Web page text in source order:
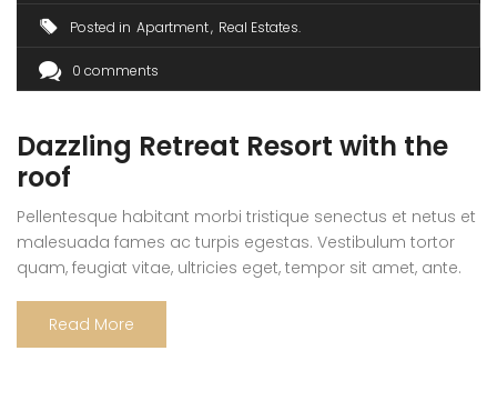
Posted in Apartment Real Estates
0 comments
Dazzling Retreat Resort with the
roof
Pellentesque habitant morbi tristique senectus et netus et
malesuada fames ac turpis egestas. Vestibulum tortor
quam, feugiat vitae, ultricies eget, tempor sit amet, ante.
ultricies mi vitae est. Mauris placerat eleifend leo. Quisque
sit amet est et sapien ullamcorper pharetra. Vestibulum
Read More